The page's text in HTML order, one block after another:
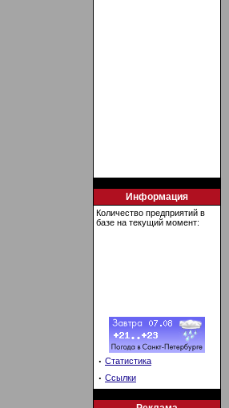
Информация
Количество предприятий в
базе на текущий момент:
· Статистика
· Ссылки